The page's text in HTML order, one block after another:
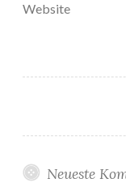
Website
Neueste